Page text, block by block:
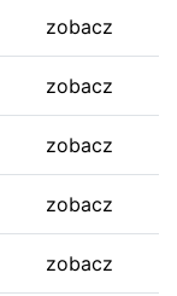
zobacz
zobacz
zobacz
zobacz
zobacz